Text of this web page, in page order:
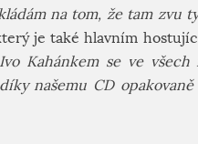
na tom, že tam zvu
je také hlavním
Kahánkem se ve
našemu CD